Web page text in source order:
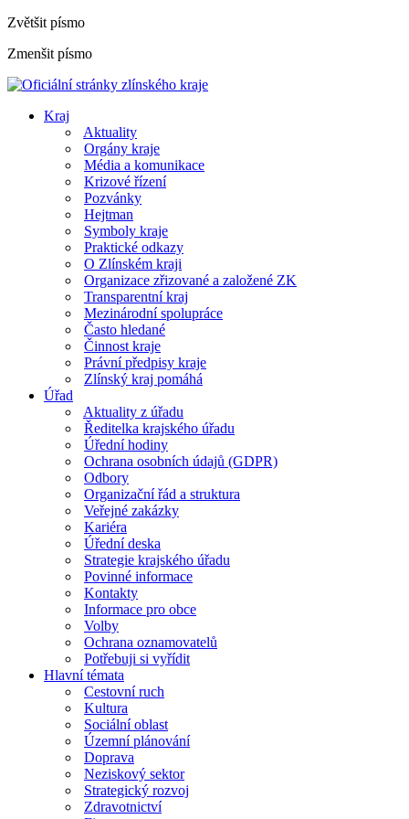
Zvětšit písmo
Zmenšit písmo
Kraj
Aktuality
Orgány kraje
Média a komunikace
Krizové řízení
Pozvánky
Hejtman
Symboly kraje
Praktické odkazy
O Zlínském kraji
Organizace zřizované a založené ZK
Transparentní kraj
Mezinárodní spolupráce
Často hledané
Činnost kraje
Právní předpisy kraje
Zlínský kraj pomáhá
Úřad
Aktuality z úřadu
Ředitelka krajského úřadu
Úřední hodiny
Ochrana osobních údajů (GDPR)
Odbory
Organizační řád a struktura
Veřejné zakázky
Kariéra
Úřední deska
Strategie krajského úřadu
Povinné informace
Kontakty
Informace pro obce
Volby
Ochrana oznamovatelů
Potřebuji si vyřídit
Hlavní témata
Cestovní ruch
Kultura
Sociální oblast
Územní plánování
Doprava
Neziskový sektor
Strategický rozvoj
Zdravotnictví